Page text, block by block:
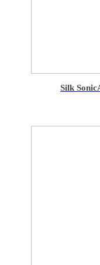
Silk Sonic